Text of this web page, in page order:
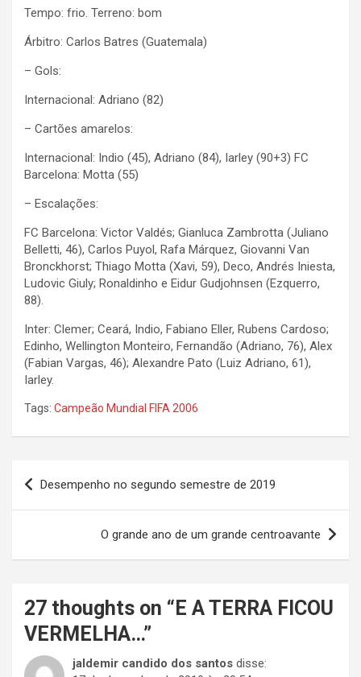
Tempo: frio. Terreno: bom
Árbitro: Carlos Batres (Guatemala)
– Gols:
Internacional: Adriano (82)
– Cartões amarelos:
Internacional: Indio (45), Adriano (84), Iarley (90+3) FC
Barcelona: Motta (55)
– Escalações:
FC Barcelona: Victor Valdés; Gianluca Zambrotta (Juliano
Belletti, 46), Carlos Puyol, Rafa Márquez, Giovanni Van
Bronckhorst; Thiago Motta (Xavi, 59), Deco, Andrés Iniesta,
Ludovic Giuly; Ronaldinho e Eidur Gudjohnsen (Ezquerro,
88).
Inter: Clemer; Ceará, Indio, Fabiano Eller, Rubens Cardoso;
Edinho, Wellington Monteiro, Fernandão (Adriano, 76), Alex
(Fabian Vargas, 46); Alexandre Pato (Luiz Adriano, 61),
Iarley.
Tags: Campeão Mundial FIFA 2006
Navegação
de
Desempenho no segundo semestre de 2019
O grande ano de um grande centroavante
27 thoughts on “ E A TERRA FICOU
VERMELHA…”
jaldemir candido dos santos disse: